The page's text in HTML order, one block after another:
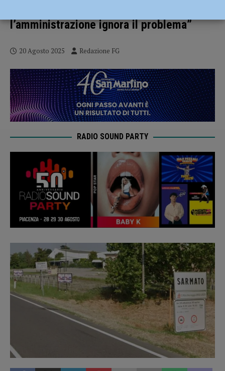
l’amministrazione ignora il problema”
20 Agosto 2025 Redazione FG
RADIO SOUND PARTY